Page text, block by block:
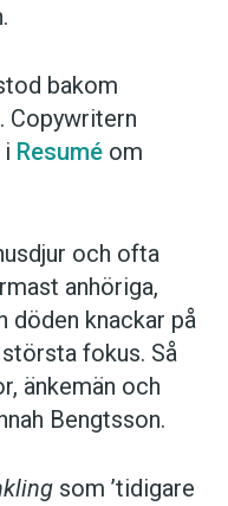
bakom
Copywritern
i Resumé om
och ofta
anhöriga,
döden knackar på
fokus. Så
änkemän och
Bengtsson.
som ’tidigare